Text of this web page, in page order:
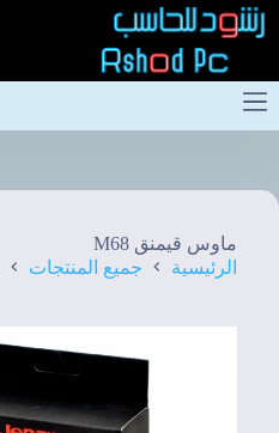
التجاوز
إلى
المحتوى
ماوس قيمنق M68
الرئيسية
جميع المنتجات